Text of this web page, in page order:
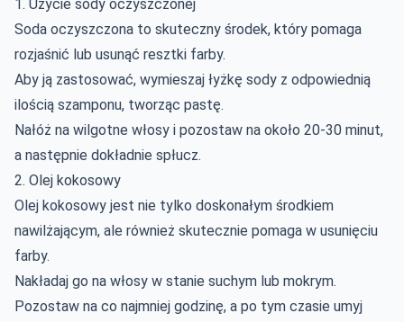
1. Użycie sody oczyszczonej
Soda oczyszczona to skuteczny środek, który pomaga
rozjaśnić lub usunąć resztki farby.
Aby ją zastosować, wymieszaj łyżkę sody z odpowiednią
ilością szamponu, tworząc pastę.
Nałóż na wilgotne włosy i pozostaw na około 20-30 minut,
a następnie dokładnie spłucz.
2. Olej kokosowy
Olej kokosowy jest nie tylko doskonałym środkiem
nawilżającym, ale również skutecznie pomaga w usunięciu
farby.
Nakładaj go na włosy w stanie suchym lub mokrym.
Pozostaw na co najmniej godzinę, a po tym czasie umyj